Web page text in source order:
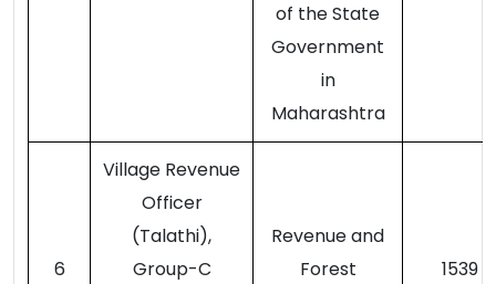
of the State
Government
in
Maharashtra
6
Village Revenue
Officer
(Talathi),
Group-C
Revenue and
Forest
1539